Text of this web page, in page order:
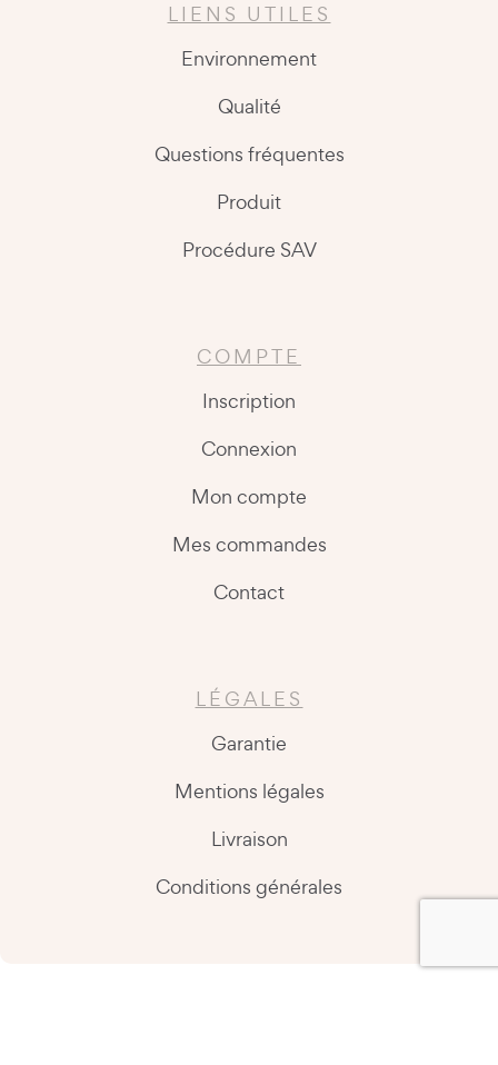
LIENS UTILES
Environnement
Qualité
Questions fréquentes
Produit
Procédure SAV
COMPTE
Inscription
Connexion
Mon compte
Mes commandes
Contact
LÉGALES
Garantie
Mentions légales
Livraison
Conditions générales